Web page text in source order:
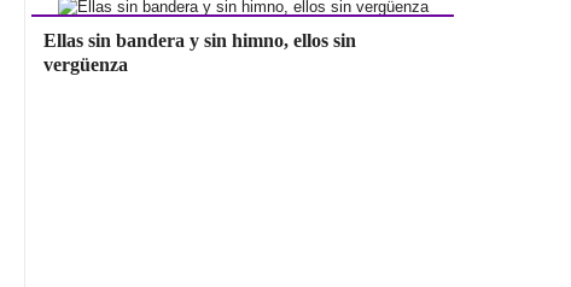
Ellas sin bandera y sin himno, ellos sin
vergüenza